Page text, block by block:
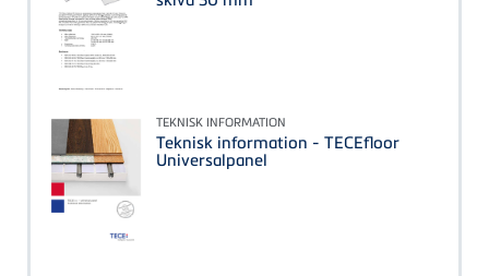
TEKNISK INFORMATION
Teknisk information - TECEfloor
Universalpanel